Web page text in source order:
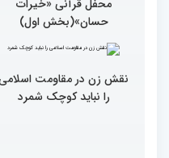
گزارش تصویری سومین
حسان»(بخش اول)